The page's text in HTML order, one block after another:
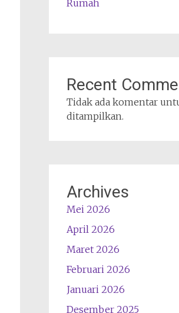
Rumah
Recent
Tidak ada komentar
ditampilkan.
Archives
Mei 2026
April 2026
Maret 2026
Februari 2026
Januari 2026
Desember 2025